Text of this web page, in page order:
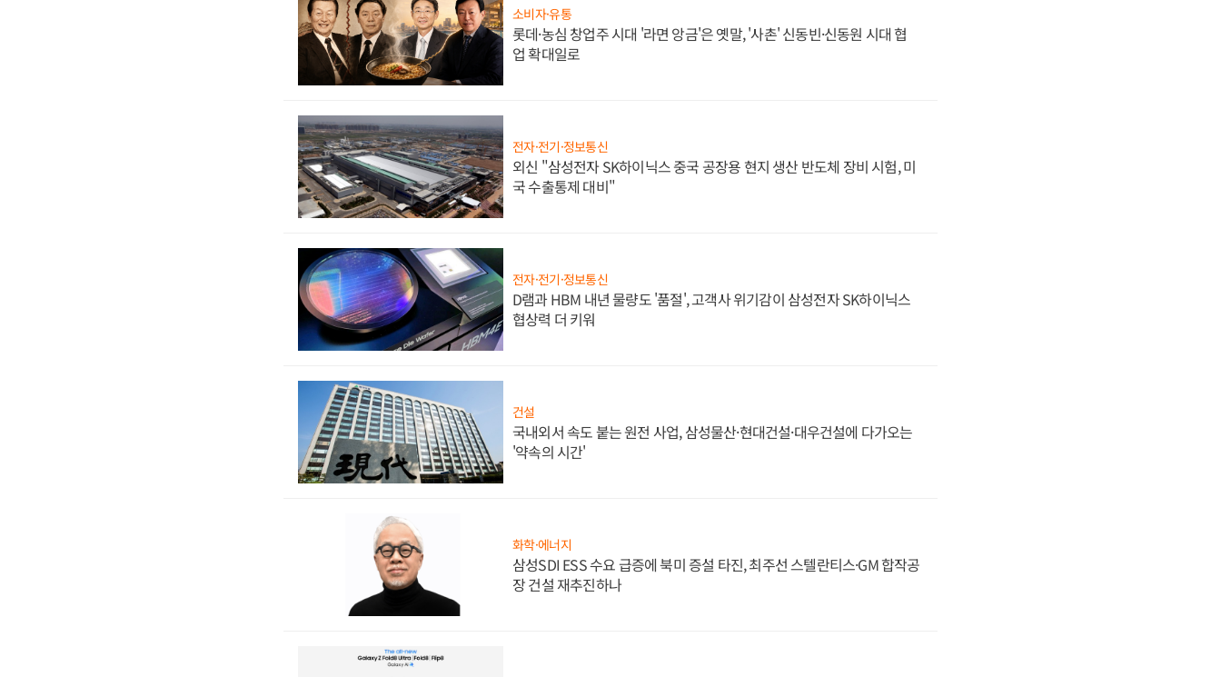
소비자·유통
롯데·농심 창업주 시대 '라면 앙금'은 옛말, '사촌' 신동빈·신동원 시대 협
업 확대일로
전자·전기·정보통신
외신 "삼성전자 SK하이닉스 중국 공장용 현지 생산 반도체 장비 시험, 미
국 수출통제 대비"
전자·전기·정보통신
D램과 HBM 내년 물량도 '품절', 고객사 위기감이 삼성전자 SK하이닉스
협상력 더 키워
건설
국내외서 속도 붙는 원전 사업, 삼성물산·현대건설·대우건설에 다가오는
'약속의 시간'
화학·에너지
삼성SDI ESS 수요 급증에 북미 증설 타진, 최주선 스텔란티스·GM 합작공
장 건설 재추진하나